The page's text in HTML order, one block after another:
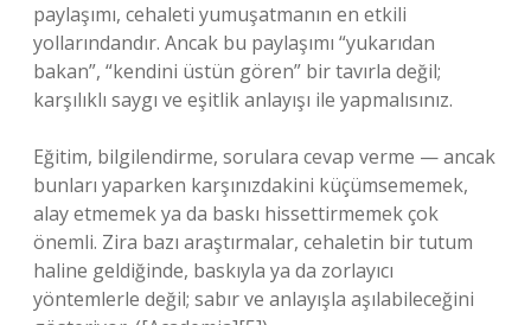
paylaşımı, cehaleti yumuşatmanın en etkili
yollarındandır. Ancak bu paylaşımı “yukarıdan
bakan”, “kendini üstün gören” bir tavırla değil;
karşılıklı saygı ve eşitlik anlayışı ile yapmalısınız.
Eğitim, bilgilendirme, sorulara cevap verme — ancak
bunları yaparken karşınızdakini küçümsememek,
alay etmemek ya da baskı hissettirmemek çok
önemli. Zira bazı araştırmalar, cehaletin bir tutum
haline geldiğinde, baskıyla ya da zorlayıcı
yöntemlerle değil; sabır ve anlayışla aşılabileceğini